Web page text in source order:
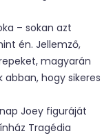
– sokan azt
én. Jellemző,
magyarán
abban, hogy sikeres
Joey figuráját
Tragédia